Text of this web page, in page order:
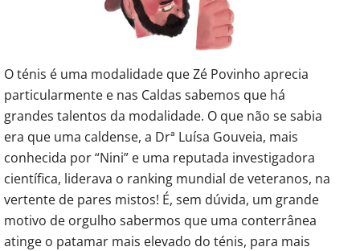
O ténis é uma modalidade que Zé Povinho aprecia
particularmente e nas Caldas sabemos que há
grandes talentos da modalidade. O que não se sabia
era que uma caldense, a Drª Luísa Gouveia, mais
conhecida por “Nini” e uma reputada investigadora
científica, liderava o ranking mundial de veteranos, na
vertente de pares mistos! É, sem dúvida, um grande
motivo de orgulho sabermos que uma conterrânea
atinge o patamar mais elevado do ténis, para mais